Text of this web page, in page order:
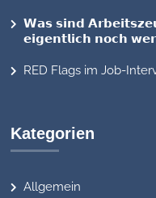
𝗪𝗮𝘀 𝘀𝗶𝗻𝗱
𝗲𝗶𝗴𝗲𝗻𝘁𝗹𝗶𝗰𝗵 𝗻𝗼𝗰𝗵
RED Flags im Job-
Kategorien
Allgemein